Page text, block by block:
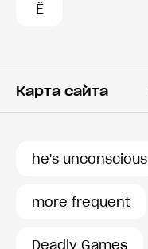
Ё
Карта сайта
he's unconscious
more frequent
Deadly Games